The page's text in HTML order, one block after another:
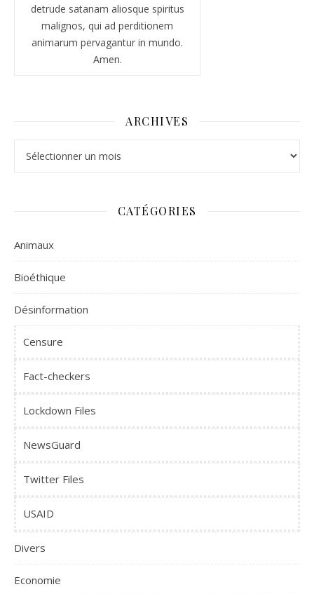
detrude satanam aliosque spiritus
malignos, qui ad perditionem
animarum pervagantur in mundo.
Amen.
ARCHIVES
CATÉGORIES
Animaux
Bioéthique
Désinformation
Censure
Fact-checkers
Lockdown Files
NewsGuard
Twitter Files
USAID
Divers
Economie